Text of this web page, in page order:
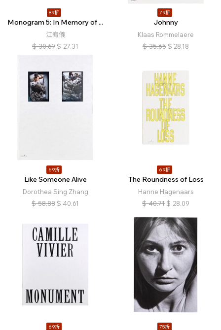
89折
Monogram 5: In Memory of ...
江宥儀
$ 30.69 $ 27.31
79折
Johnny
Klaas Rommelaere
$ 35.65 $ 28.18
69折
Like Someone Alive
Dorothea Sing Zhang
$ 58.88 $ 40.61
69折
The Roundness of Loss
Hanne Hagenaars
$ 40.71 $ 28.09
69折 75折